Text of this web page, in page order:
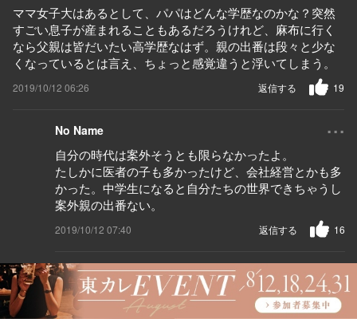
ママ女子大はあるとして、パパはどんな学歴なのかな？突然
すごい息子が産まれることもあるだろうけれど、麻布に行く
なら父親は皆だいたい高学歴なはず。親の出番は段々と少な
くなっているとは言え、ちょっと感覚違うと浮いてしまう。
2019/10/12 06:26 19
返信する
No Name ...
自分の時代は案外そうとも限らなかったよ。
たしかに医者の子も多かったけど、会社経営とかも多
かった。中学生になると自分たちの世界できちゃうし
案外親の出番ない。
2019/10/12 07:40 16
返信する
No Name ...
料理人だから、多分専門学校ではないでしょうか？